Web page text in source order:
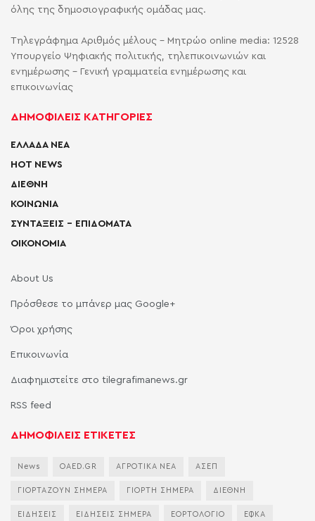
όλης της δημοσιογραφικής ομάδας μας.
Τηλεγράφημα Αριθμός μέλους - Μητρώο online media: 12528
Υπουργείο Ψηφιακής πολιτικής, τηλεπικοινωνιών και
ενημέρωσης - Γενική γραμματεία ενημέρωσης και
επικοινωνίας
ΔΗΜΟΦΙΛΕΙΣ ΚΑΤΗΓΟΡΙΕΣ
ΕΛΛΑΔΑ ΝΕΑ
HOT NEWS
ΔΙΕΘΝΗ
ΚΟΙΝΩΝΙΑ
ΣΥΝΤΑΞΕΙΣ – ΕΠΙΔΟΜΑΤΑ
ΟΙΚΟΝΟΜΙΑ
About Us
Πρόσθεσε το μπάνερ μας Google+
Όροι χρήσης
Επικοινωνία
Διαφημιστείτε στο tilegrafimanews.gr
RSS feed
ΔΗΜΟΦΙΛΕΙΣ ΕΤΙΚΕΤΕΣ
News OAED.GR ΑΓΡΟΤΙΚΑ ΝΕΑ ΑΣΕΠ
ΓΙΟΡΤΑΖΟΥΝ ΣΗΜΕΡΑ ΓΙΟΡΤΗ ΣΗΜΕΡΑ ΔΙΕΘΝΗ
ΕΙΔΗΣΕΙΣ ΕΙΔΗΣΕΙΣ ΣΗΜΕΡΑ ΕΟΡΤΟΛΟΓΙΟ ΕΦΚΑ